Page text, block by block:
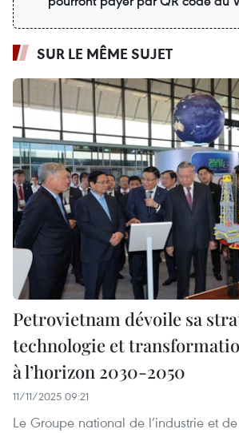
SUR LE MÊME SUJET
Petrovietnam dévoile sa
technologie et
à l’horizon 2030-2050
11/11/2025 09:21
Le Groupe national de l’industrie et